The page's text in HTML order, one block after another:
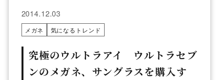
2014.12.03
メガネ 気になるトレンド
究極のウルトラアイ ウルトラセブ
ンのメガネ、サングラスを購入す